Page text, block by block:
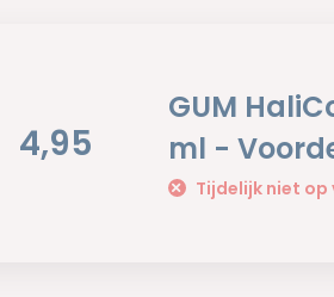
4,95
GUM
ml -
Tijdelijk niet